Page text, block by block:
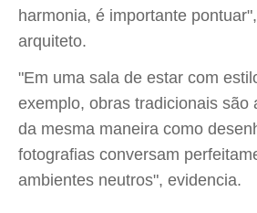
harmonia, é importante
arquiteto.
"Em uma sala de estar com
exemplo, obras tradicionais são
da mesma maneira como
fotografias conversam
ambientes neutros", evidencia.